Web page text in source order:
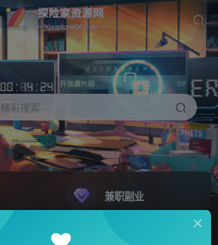
彩搜索
兼职副业